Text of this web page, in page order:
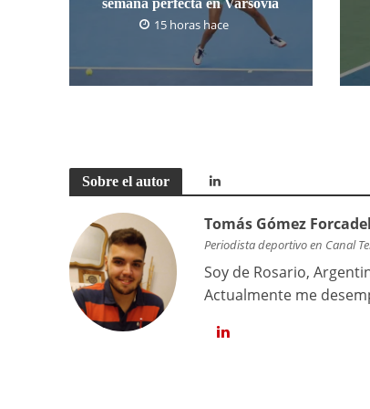
semana perfecta en Varsovia
15 horas hace
Sobre el autor
Tomás Gómez
Periodista deportivo en Canal
Soy de Rosario,
Actualmente me